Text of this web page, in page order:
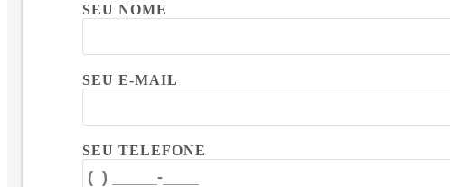
SEU NOME
SEU E-MAIL
SEU TELEFONE